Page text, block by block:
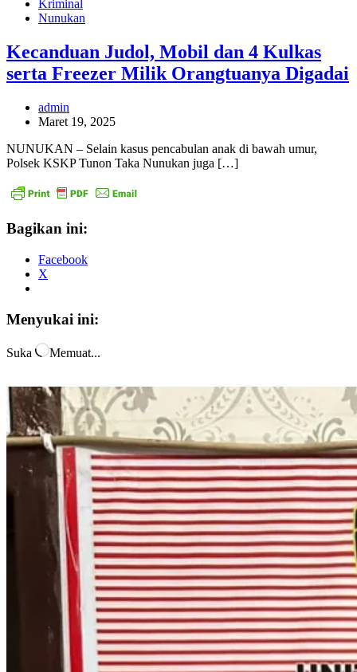
Kriminal
Nunukan
Kecanduan Judol, Mobil dan 4 Kulkas
serta Freezer Milik Orangtuanya Digadai
admin
Maret 19, 2025
NUNUKAN – Selain kasus pencabulan anak di bawah umur,
Polsek KSKP Tunon Taka Nunukan juga […]
Bagikan ini:
Facebook
X
Menyukai ini:
Suka Memuat...